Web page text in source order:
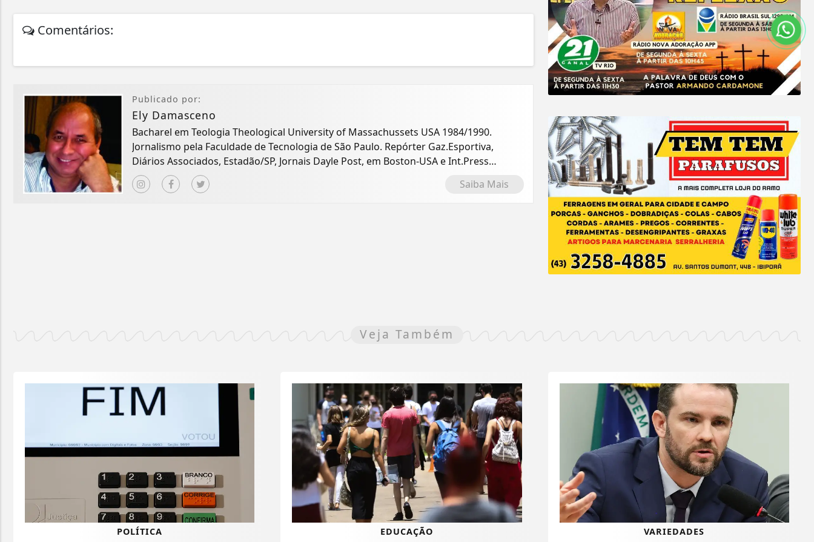
Comentários:
Publicado por:
Ely Damasceno
Bacharel em Teologia Theological University of Massachussets USA 1984/1990.
Jornalismo pela Faculdade de Tecnologia de São Paulo. Repórter Gaz.Esportiva,
Diários Associados, Estadão/SP, Jornais Dayle Post, em Boston-USA e Int.Press
Hyogo-Japão
Saiba Mais
Veja Também
POLÍTICA EDUCAÇÃO VARIEDADES